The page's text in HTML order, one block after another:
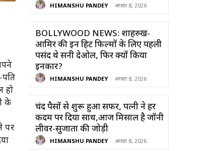
हो
के
पर
HIMANSHU PANDEY - अगस्त 8, 2026
BOLLYWOOD NEWS: शाहरुख-
आमिर की इन हिट फिल्मों के लिए पहली
पसंद थे सनी देओल, फिर क्यों किया
इनकार?
HIMANSHU PANDEY - अगस्त 8, 2026
चंद पैसों से शुरू हुआ सफर, पत्नी ने हर
कदम पर दिया साथ,आज मिसाल है जॉनी
लीवर-सुजाता की जोड़ी
HIMANSHU PANDEY - अगस्त 8, 2026